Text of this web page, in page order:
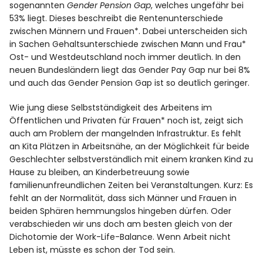
sogenanntenGender Pension Gap, welches ungefähr bei
53% liegt. Dieses beschreibt die Rentenunterschiede
zwischen Männern und Frauen*. Dabei unterscheiden sich
in Sachen Gehaltsunterschiede zwischen Mann und Frau*
Ost- und Westdeutschland noch immer deutlich. In den
neuen Bundesländern liegt das Gender Pay Gap nur bei 8%
und auch das Gender Pension Gap ist so deutlich geringer.
Wie jung diese Selbstständigkeit des Arbeitens im
Öffentlichen und Privaten für Frauen* noch ist, zeigt sich
auch am Problem der mangelnden Infrastruktur. Es fehlt
an Kita Plätzen in Arbeitsnähe, an der Möglichkeit für beide
Geschlechter selbstverständlich mit einem kranken Kind zu
Hause zu bleiben, an Kinderbetreuung sowie
familienunfreundlichen Zeiten bei Veranstaltungen. Kurz: Es
fehlt an der Normalität, dass sich Männer und Frauen in
beiden Sphären hemmungslos hingeben dürfen. Oder
verabschieden wir uns doch am besten gleich von der
Dichotomie der Work-Life-Balance. Wenn Arbeit nicht
Leben ist, müsste es schon der Tod sein.